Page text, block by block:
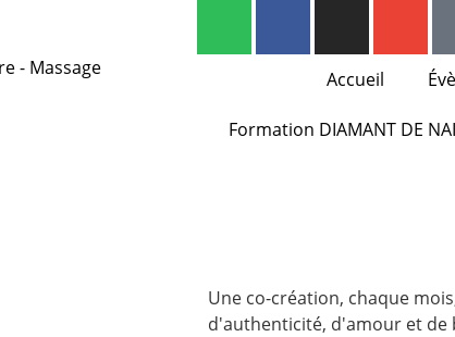
Accueil
Formation DIAMANT DE
Une co-création, chaque
d'authenticité, d'amour et de